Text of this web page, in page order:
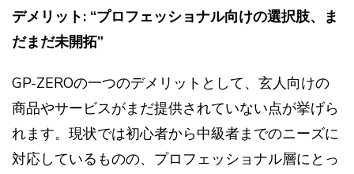
デメリット: “プロフェッショナル向けの選択肢、ま
だまだ未開拓”
GP-ZEROの一つのデメリットとして、玄人向けの
商品やサービスがまだ提供されていない点が挙げら
れます。現状では初心者から中級者までのニーズに
対応しているものの、プロフェッショナル層にとっ